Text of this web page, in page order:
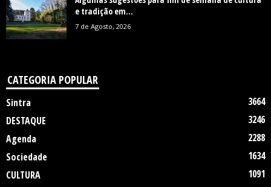
e tradição em...
7 de Agosto, 2026
CATEGORIA POPULAR
Sintra
3664
DESTAQUE
3246
Agenda
2288
Sociedade
1634
CULTURA
1091